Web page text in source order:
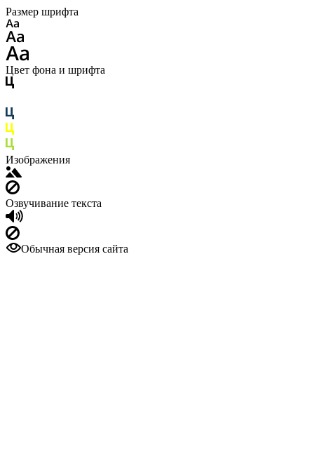
Размер шрифта
Цвет фона и шрифта
Изображения
Озвучивание текста
Обычная версия сайта